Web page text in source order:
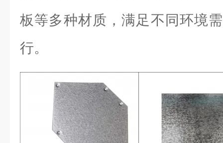
板等多种材质，满足不同环境
行。